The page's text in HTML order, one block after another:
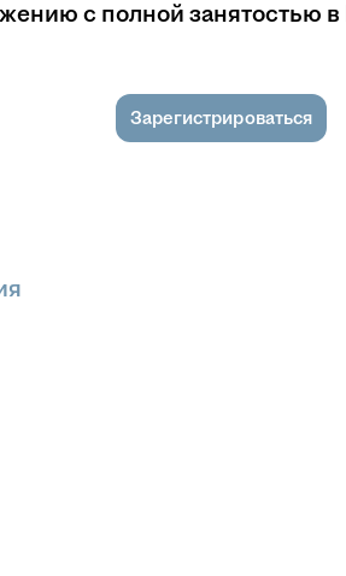
с полной занятостью
Зарегистрироваться